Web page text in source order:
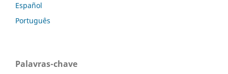
Español
Português
Palavras-chave